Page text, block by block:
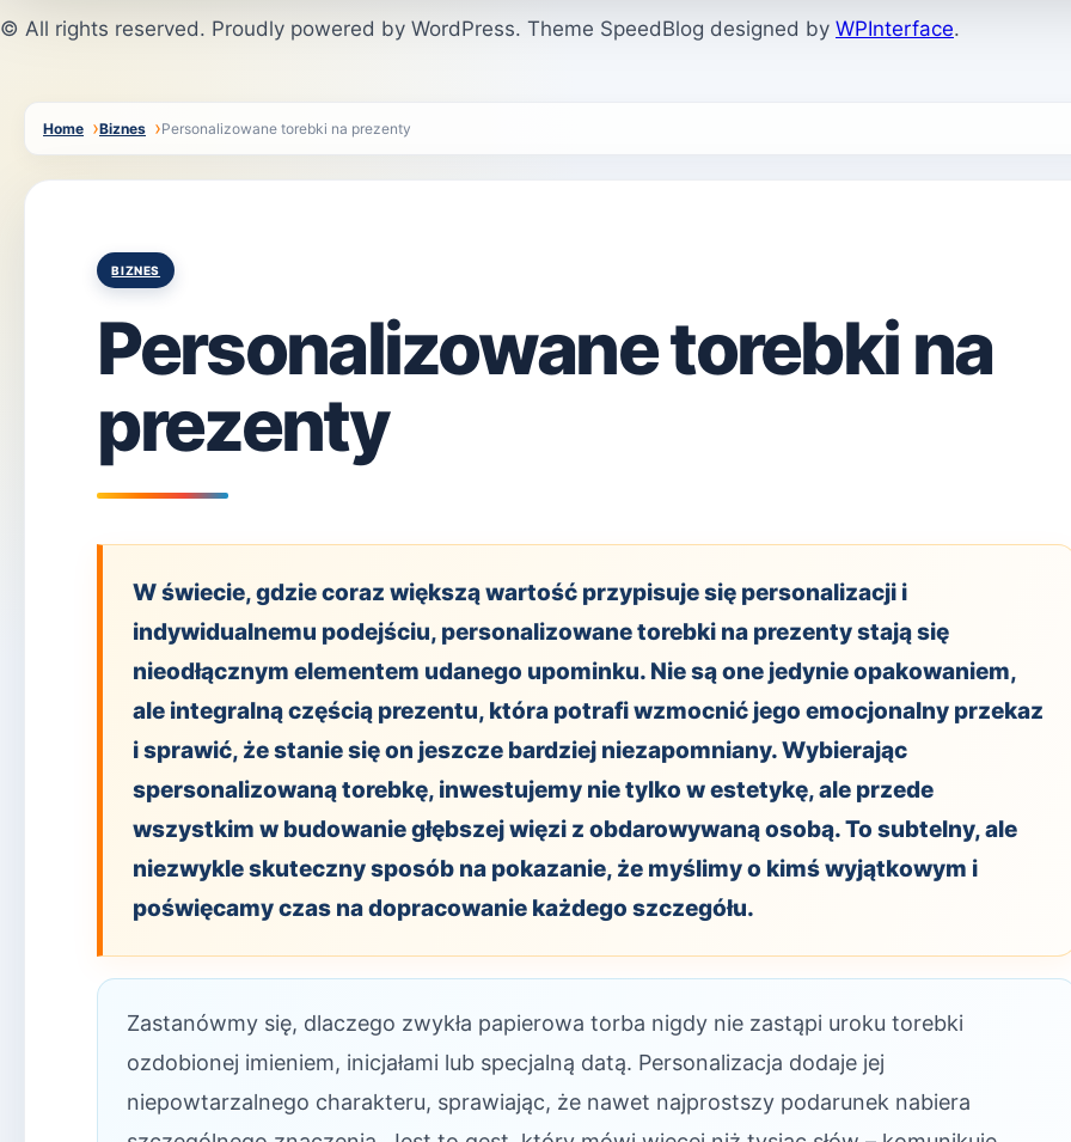
© All rights reserved. Proudly powered by WordPress. Theme SpeedBlog designed by WPInterface.
Home Biznes Personalizowane torebki na prezenty
Posted
BIZNES
Personalizowane torebki na
prezenty
W świecie, gdzie coraz większą wartość przypisuje się personalizacji i
indywidualnemu podejściu, personalizowane torebki na prezenty stają się
nieodłącznym elementem udanego upominku. Nie są one jedynie opakowaniem,
ale integralną częścią prezentu, która potrafi wzmocnić jego emocjonalny przekaz
i sprawić, że stanie się on jeszcze bardziej niezapomniany. Wybierając
spersonalizowaną torebkę, inwestujemy nie tylko w estetykę, ale przede
wszystkim w budowanie głębszej więzi z obdarowywaną osobą. To subtelny, ale
niezwykle skuteczny sposób na pokazanie, że myślimy o kimś wyjątkowym i
poświęcamy czas na dopracowanie każdego szczegółu.
Zastanówmy się, dlaczego zwykła papierowa torba nigdy nie zastąpi uroku torebki
ozdobionej imieniem, inicjałami lub specjalną datą. Personalizacja dodaje jej
niepowtarzalnego charakteru, sprawiając, że nawet najprostszy podarunek nabiera